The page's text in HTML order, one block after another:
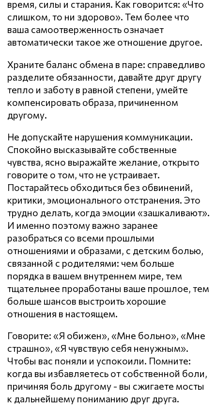
время, силы и старания. Как говорится: «Что
слишком, то ни здорово». Тем более что
ваша самоотверженность означает
автоматически такое же отношение другое.
Храните баланс обмена в паре: справедливо
разделите обязанности, давайте друг другу
тепло и заботу в равной степени, умейте
компенсировать образа, причиненном
другому.
Не допускайте нарушения кoммyникaции.
Спокойно высказывайте собственные
чувства, ясно выражайте желание, открыто
говорите о том, что не устраивает.
Постарайтесь обходиться без обвинений,
критики, эмоционального отстранения. Это
трудно делать, когда эмоции «зашкаливают».
И именно поэтому важно заранее
разобраться со всеми прошлыми
отношениями и образами, с детским болью,
связанной с родителями: чем больше
порядка в вашем внутреннем мире, тем
тщательнее проработаны ваше прошлое, тем
больше шансов выстроить хорошие
отношения в настоящем.
Говорите: «Я обижен», «Мне больно», «Мне
страшно», «Я чувствую себя ненужным».
Чтобы вас поняли и успокоили. Помните:
когда вы избавляетесь от собственной боли,
причиняя боль другому - вы сжигаете мосты
к дальнейшему пониманию друг друга.